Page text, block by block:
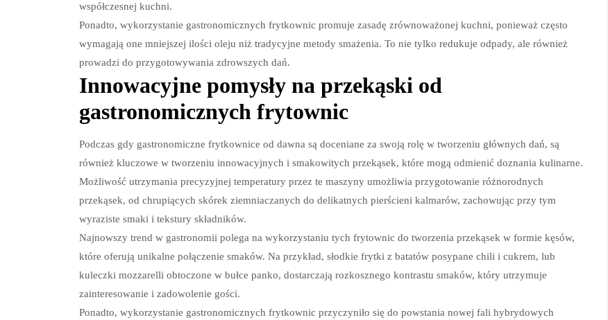
współczesnej kuchni.
Ponadto, wykorzystanie gastronomicznych frytkownic promuje zasadę zrównoważonej kuchni, ponieważ często
wymagają one mniejszej ilości oleju niż tradycyjne metody smażenia. To nie tylko redukuje odpady, ale również
prowadzi do przygotowywania zdrowszych dań.
Innowacyjne pomysły na przekąski od
gastronomicznych frytownic
Podczas gdy gastronomiczne frytkownice od dawna są doceniane za swoją rolę w tworzeniu głównych dań, są
również kluczowe w tworzeniu innowacyjnych i smakowitych przekąsek, które mogą odmienić doznania kulinarne.
Możliwość utrzymania precyzyjnej temperatury przez te maszyny umożliwia przygotowanie różnorodnych
przekąsek, od chrupiących skórek ziemniaczanych do delikatnych pierścieni kalmarów, zachowując przy tym
wyraziste smaki i tekstury składników.
Najnowszy trend w gastronomii polega na wykorzystaniu tych frytownic do tworzenia przekąsek w formie kęsów,
które oferują unikalne połączenie smaków. Na przykład, słodkie frytki z batatów posypane chili i cukrem, lub
kuleczki mozzarelli obtoczone w bułce panko, dostarczają rozkosznego kontrastu smaków, który utrzymuje
zainteresowanie i zadowolenie gości.
Ponadto, wykorzystanie gastronomicznych frytkownic przyczyniło się do powstania nowej fali hybrydowych